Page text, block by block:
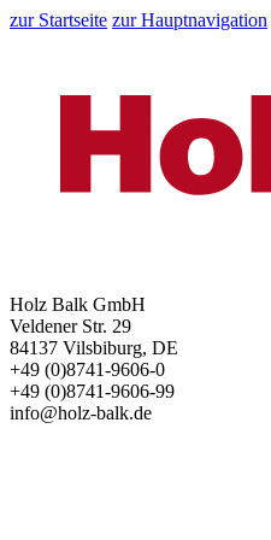
zur Startseite zur Hauptnavigation
Holz Balk GmbH
Veldener Str. 29
84137 Vilsbiburg, DE
+49 (0)8741-9606-0
+49 (0)8741-9606-99
info@holz-balk.de